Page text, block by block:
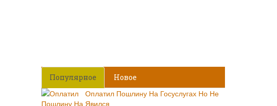
Популярное Новое
Оплатил Пошлину На Госуслугах Но Не
Явился